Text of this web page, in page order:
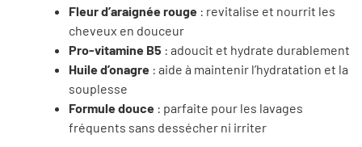
Fleur d’araignée rouge : revitalise et nourrit les
cheveux en douceur
Pro-vitamine B5 : adoucit et hydrate durablement
Huile d’onagre : aide à maintenir l’hydratation et la
souplesse
Formule douce : parfaite pour les lavages
fréquents sans dessécher ni irriter